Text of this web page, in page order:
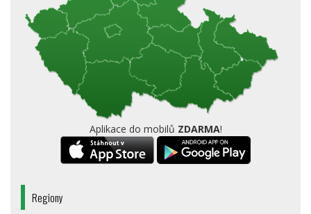
Aplikace do mobilů ZDARMA!
Regiony